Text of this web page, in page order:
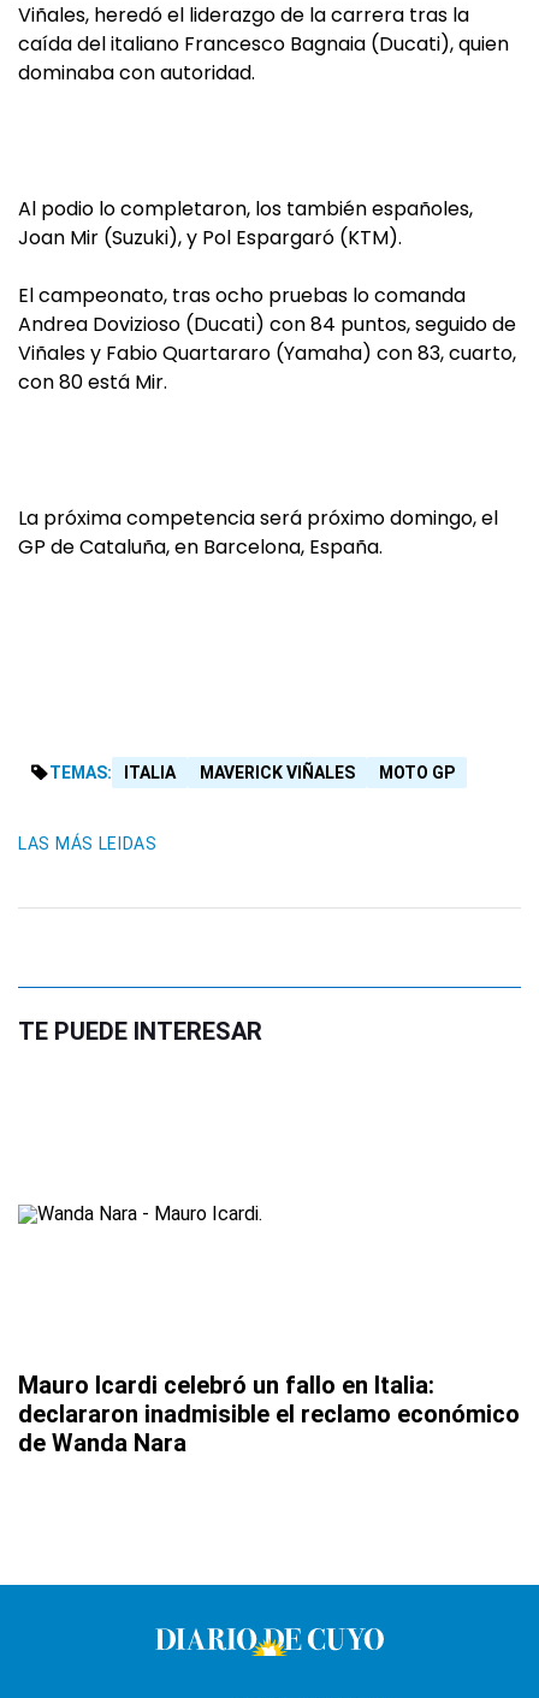
Viñales, heredó el liderazgo de la carrera tras la
caída del italiano Francesco Bagnaia (Ducati), quien
dominaba con autoridad.
Al podio lo completaron, los también españoles,
Joan Mir (Suzuki), y Pol Espargaró (KTM).
El campeonato, tras ocho pruebas lo comanda
Andrea Dovizioso (Ducati) con 84 puntos, seguido de
Viñales y Fabio Quartararo (Yamaha) con 83, cuarto,
con 80 está Mir.
La próxima competencia será próximo domingo, el
GP de Cataluña, en Barcelona, España.
TEMAS: ITALIA MAVERICK VIÑALES MOTO GP
LAS MÁS LEIDAS
TE PUEDE INTERESAR
Mauro Icardi celebró un fallo en Italia:
declararon inadmisible el reclamo económico
de Wanda Nara